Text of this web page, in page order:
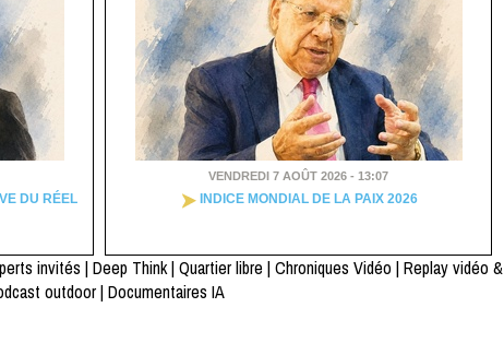
DU RÉEL
VENDREDI 7 AOÛT 2026 - 13:07
INDICE MONDIAL DE LA PAIX 2026
invités |Deep Think|Quartier libre |Chroniques Vidéo |Replay vidéo &
outdoor|Documentaires IA